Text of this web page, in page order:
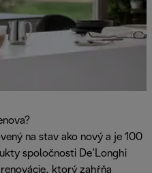
na stav ako nový a je 100
spoločnosti De’Longhi
ktorý zahŕňa